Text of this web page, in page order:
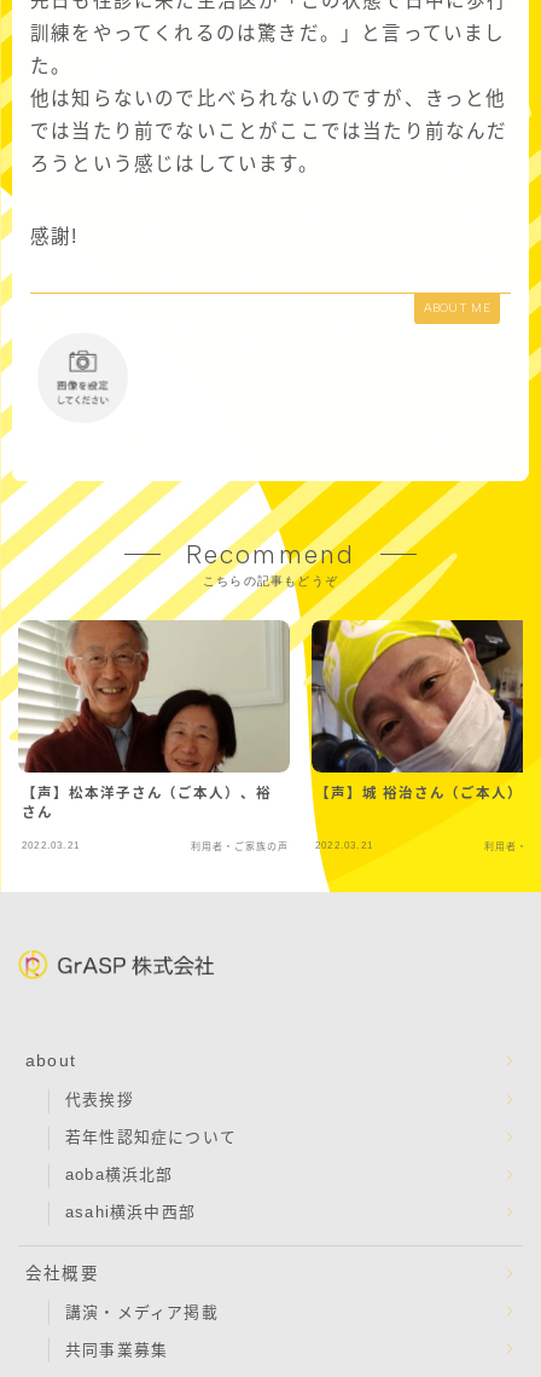
訓練をやってくれるのは驚きだ。」と言っていまし
た。
他は知らないので比べられないのですが、きっと他
では当たり前でないことがここでは当たり前なんだ
ろうという感じはしています。
感謝!
ABOUT ME
Recommend
こちらの記事もどうぞ
【声】松本洋子さん（ご本人）、裕
さん
2022.03.21 利用者・ご家族の声
【声】城 裕治さん（ご本人）
2022.03.21 利用者・ご
about
代表挨拶
若年性認知症について
aoba横浜北部
asahi横浜中西部
会社概要
講演・メディア掲載
共同事業募集